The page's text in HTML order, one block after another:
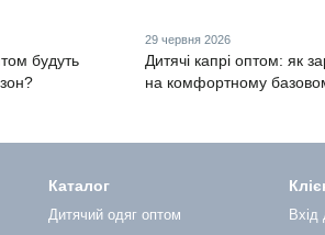
будуть
29 червня 2026
Дитячі капрі оптом: як
на комфортному
Каталог
Дитячий одяг оптом
Вхід